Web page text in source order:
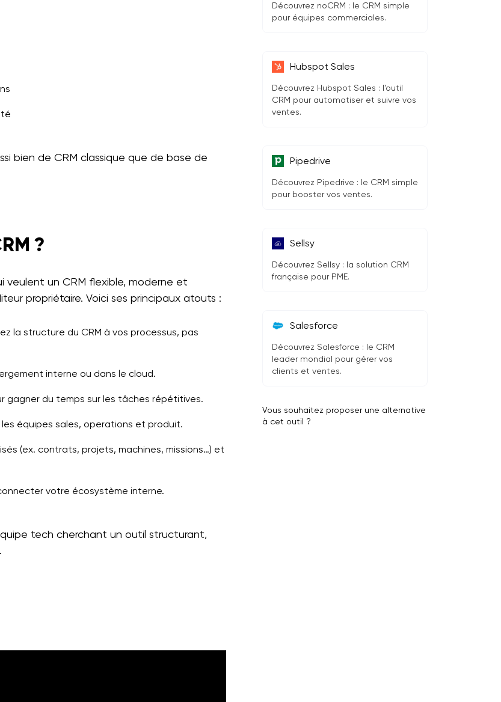
bien de CRM classique que de base de
?
veulent un CRM flexible, moderne et
propriétaire. Voici ses principaux atouts :
la structure du CRM à vos processus, pas
interne ou dans le cloud.
gagner du temps sur les tâches répétitives.
équipes sales, operations et produit.
(ex. contrats, projets, machines, missions…) et
votre écosystème interne.
tech cherchant un outil structurant,
Découvrez noCRM : le CRM simple
pour équipes commerciales.
Hubspot Sales
Découvrez Hubspot Sales : l’outil
CRM pour automatiser et suivre vos
ventes.
Pipedrive
Découvrez Pipedrive : le CRM simple
pour booster vos ventes.
Sellsy
Découvrez Sellsy : la solution CRM
française pour PME.
Salesforce
Découvrez Salesforce : le CRM
leader mondial pour gérer vos
clients et ventes.
Vous souhaitez proposer une alternative
à cet outil ?